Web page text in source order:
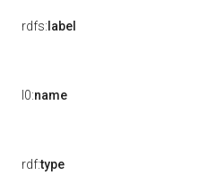
rdfs: label
l0:name
rdf:type